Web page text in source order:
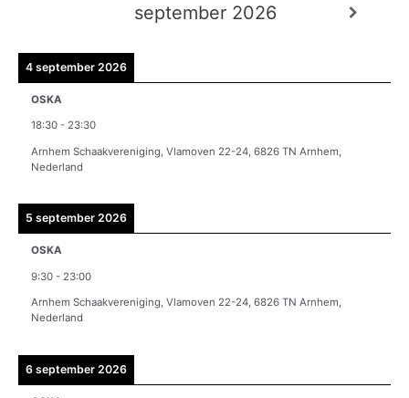
september 2026
4 september 2026
OSKA
18:30 - 23:30
Arnhem Schaakvereniging, Vlamoven 22-24, 6826 TN Arnhem,
Nederland
5 september 2026
OSKA
9:30 - 23:00
Arnhem Schaakvereniging, Vlamoven 22-24, 6826 TN Arnhem,
Nederland
6 september 2026
e